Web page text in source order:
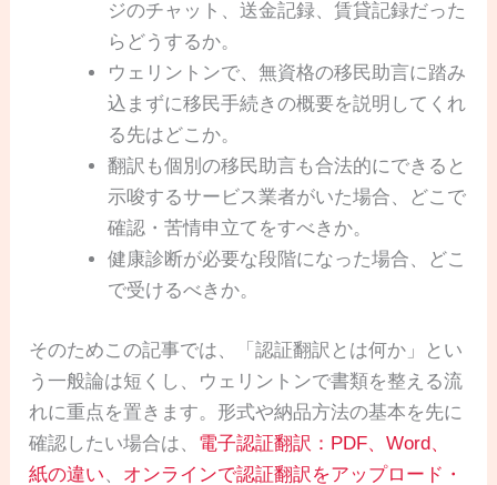
ジのチャット、送金記録、賃貸記録だった
らどうするか。
ウェリントンで、無資格の移民助言に踏み
込まずに移民手続きの概要を説明してくれ
る先はどこか。
翻訳も個別の移民助言も合法的にできると
示唆するサービス業者がいた場合、どこで
確認・苦情申立てをすべきか。
健康診断が必要な段階になった場合、どこ
で受けるべきか。
そのためこの記事では、「認証翻訳とは何か」とい
う一般論は短くし、ウェリントンで書類を整える流
れに重点を置きます。形式や納品方法の基本を先に
確認したい場合は、 電子認証翻訳：PDF、Word、
紙の違い
オンラインで認証翻訳をアップロード・